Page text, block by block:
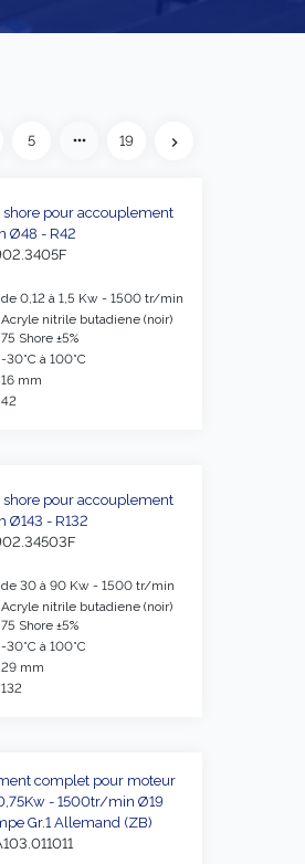
5 more_horiz 19 chevron_right
Suivant
shore pour accouplement
Ø48 - R42
de 0,12 à 1,5 Kw - 1500 tr/min
Acryle nitrile butadiene (noir)
75 Shore ±5%
-30°C à 100°C
16 mm
42
shore pour accouplement
Ø143 - R132
de 30 à 90 Kw - 1500 tr/min
Acryle nitrile butadiene (noir)
75 Shore ±5%
-30°C à 100°C
29 mm
132
complet pour moteur
- 1500tr/min Ø19
Gr.1 Allemand (ZB)